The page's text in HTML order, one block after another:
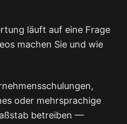
läuft auf eine Frage
machen Sie und wie
oder mehrsprachige
betreiben —